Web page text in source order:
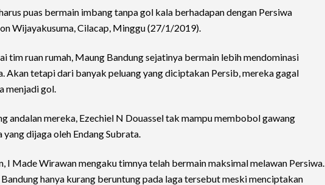
puas bermain imbang tanpa gol kala berhadapan dengan Persiwa
Wijayakusuma, Cilacap, Minggu (27/1/2019).
tim ruan rumah, Maung Bandung sejatinya bermain lebih mendominasi
Akan tetapi dari banyak peluang yang diciptakan Persib, mereka gagal
menjadi gol.
andalan mereka, Ezechiel N Douassel tak mampu membobol gawang
yang dijaga oleh Endang Subrata.
I Made Wirawan mengaku timnya telah bermain maksimal melawan Persiwa.
hanya kurang beruntung pada laga tersebut meski menciptakan